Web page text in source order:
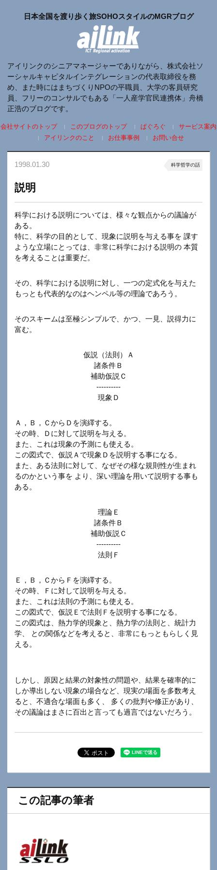
日本全国を渡り歩く旅SOHOスタイルのMGRブログ
アイリンクのシニアマネージャーでありながら、株式会社ソ
ーシャルキャピタルインテグレーションの代表取締役を務
め、また時にはまちづくりNPOの平職員、大学の客員研究
員、フリーのコンサルでもある「一人産学官民連携体」舟橋
正浩のブログです。
会社サイトのトップ このブログのトップ ぱぐろぐ
サービス案内
アイリンクのこと
お仕事事例 お問い合せ
1998.01.30 科学哲学の話
説明
科学における説明については、様々な観点からの議論が
ある。
特に、科学の目的として、現象に説明を与える事を 課す
ような立場にとっては、非常に科学における説明の 本質
を考えることは重要だ。
その、科学における説明に対し、一つの定式化を与えた
もっとも代表的なのはヘンペル等の理論であろう。
そのスキームは至極シンプルで、かつ、一見、説得力に
富む。
仮説（法則）Ａ
諸条件Ｂ
補助仮説Ｃ
----------
現象Ｄ
Ａ，Ｂ，ＣからＤを演繹する。
その時、Ｄに対して説明を与える。
また、これは現象の予測にも使える。
この図式で、仮説Ａで現象Ｄを説明する事になる。
また、ある法則に対して、なぜその様な規則性が生まれ
るのかという事を より、深い理論を用いて説明する事も
ある。
理論Ｅ
諸条件Ｂ
補助仮説Ｃ
----------
法則Ｆ
Ｅ，Ｂ，ＣからＦを演繹する。
その時、Ｆに対して説明を与える。
また、これは法則の予測にも使える。
この図式で、仮説Ｅで法則Ｆを説明する事になる。
この図式は、熱力学的現象と、熱力学の法則と、統計力
学、 との関係などを考えると、非常にもっともらしく見
える。
しかし、原因と結果の対象性の問題や、結果を確率的に
しか導出しない現象の場合など、現実の場面を多数考え
ると、不適合な場面も多く、 多くの批判や修正があり、
その議論はまさに百出と言っても過言ではないだろう。
この記事の筆者